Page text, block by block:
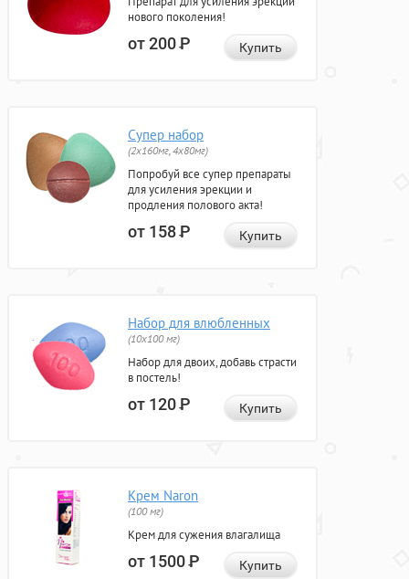
нового поколения!
от 200Р Купить
Супер набор
(2х160мг, 4х80мг)
Попробуй все супер препараты
для усиления эрекции и
продления полового акта!
от 158Р Купить
Набор для влюбленных
(10х100 мг)
Набор для двоих, добавь страсти
в постель!
от 120Р Купить
Крем Naron
(100 мг)
Крем для сужения влагалища
от 1500Р Купить